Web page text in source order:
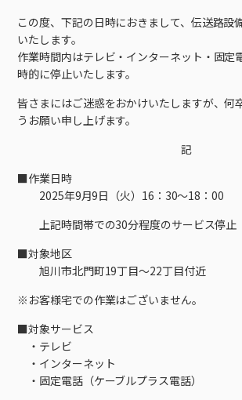
特典・キャンペーン
おトクな割引サービス
リモートコール
回線速度測定
接続・設定⽅法
訪問サポート＆サポートパックサ
メンテナンス・障害情報
ポテトからのプレゼント
講座のご案内
料⾦プラン
NHK衛星受信料団体⼀括⽀払
料⾦プラン
Wi-Fiサービス
オプションサービス
インターネットギガシェアプラン
固定電話トップ
基本料⾦・通話料⾦
auスマートバリュー
ポテトスマートフォン
ポテトスマートフォントップ
機種⼀覧
でんき
ポラリンでんき×ポテト
ケーブルプラスでんき
暮らしを快適にするサービス
暮らしを快適にするサービストップ
⽣活あんしんサービス
メンテナンス
障害情報
マイページ
お申し込み
この度、下記の日時におきまして、伝送路設
いたします。
作業時間内はテレビ・インターネット・固定
時的に停止いたします。
皆さまにはご迷惑をおかけいたしますが、何
うお願い申し上げます。
記
■作業日時
2025年9月9日（火）16：30～18：00
上記時間帯での30分程度のサービス停止
■対象地区
旭川市北門町19丁目～22丁目付近
※お客様宅での作業はございません。
■対象サービス
・テレビ
・インターネット
・固定電話（ケーブルプラス電話）